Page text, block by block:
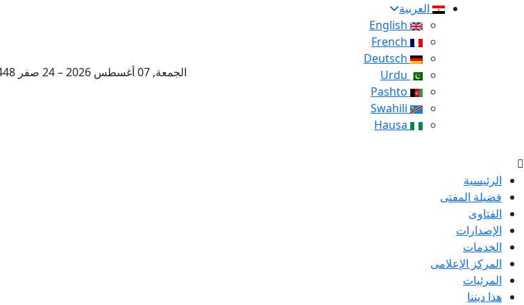
العربية
الجمعة, 07 أغسطس 2026 – 24 صفر 1448 هـ
الرئيسية
فضيلة المفتى
الفتاوى
الإصدارات
الخدمات
المركز الإعلامى
المرئيات
هذا ديننا